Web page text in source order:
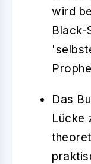
wird
Black-
Das
Lücke